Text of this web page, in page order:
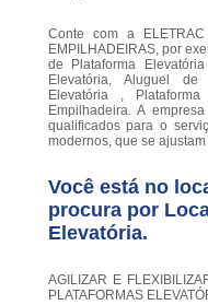
Conte com a
EMPILHADEIRAS, por
de Plataforma
Elevatória, Aluguel de
Elevatória ,
Empilhadeira. A
qualificados para o
modernos, que se
Você está no
procura por
Elevatória.
AGILIZAR E
PLATAFORMAS